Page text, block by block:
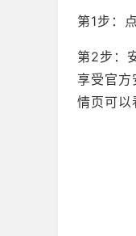
第1步：
第2步：
享受官方
情页可以